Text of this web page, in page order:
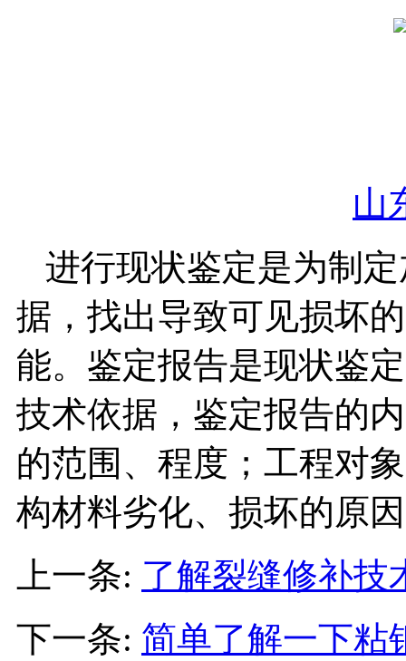
山
进行现状鉴定是为制
据，找出导致可见损坏
能。鉴定报告是现状鉴
技术依据，鉴定报告的
的范围、程度；工程对
构材料劣化、损坏的原
上一条: 了解裂缝修补技
下一条: 简单了解一下粘